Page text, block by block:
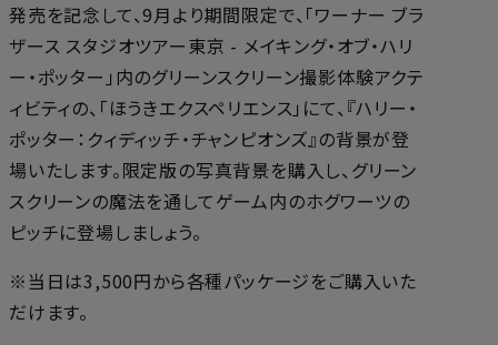
発売を記念して、9月より期間限定で、「ワーナー ブラ
ザース スタジオツアー東京 - メイキング・オブ・ハリ
ー・ポッター」内のグリーンスクリーン撮影体験アクテ
ィビティの、「ほうきエクスペリエンス」にて、『ハリー・
ポッター：クィディッチ・チャンピオンズ』の背景が登
場いたします。限定版の写真背景を購入し、グリーン
スクリーンの魔法を通してゲーム内のホグワーツの
ピッチに登場しましょう。
※当日は3,500円から各種パッケージをご購入いた
だけます。